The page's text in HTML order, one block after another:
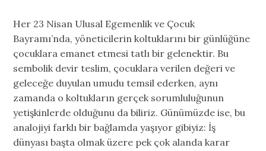
Her 23 Nisan Ulusal Egemenlik ve Çocuk
Bayramı’nda, yöneticilerin koltuklarını bir günlüğüne
çocuklara emanet etmesi tatlı bir gelenektir. Bu
sembolik devir teslim, çocuklara verilen değeri ve
geleceğe duyulan umudu temsil ederken, aynı
zamanda o koltukların gerçek sorumluluğunun
yetişkinlerde olduğunu da biliriz. Günümüzde ise, bu
analojiyi farklı bir bağlamda yaşıyor gibiyiz: İş
dünyası başta olmak üzere pek çok alanda karar